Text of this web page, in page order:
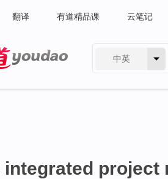
翻译 有道精品课 云笔记
中英
integrated project